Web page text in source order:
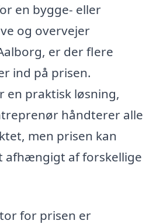
en bygge- eller
og overvejer
er der flere
ind på prisen.
en praktisk løsning,
håndterer alle
men prisen kan
afhængigt af forskellige
for prisen er